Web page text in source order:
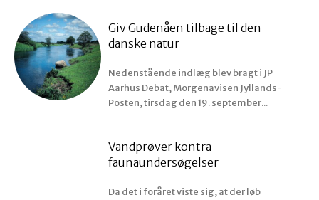
Giv Gudenåen tilbage til den
danske natur
Nedenstående indlæg blev bragt i JP
Aarhus Debat, Morgenavisen Jyllands-
Posten, tirsdag den 19. september...
Vandprøver kontra
faunaundersøgelser
Da det i foråret viste sig, at der løb